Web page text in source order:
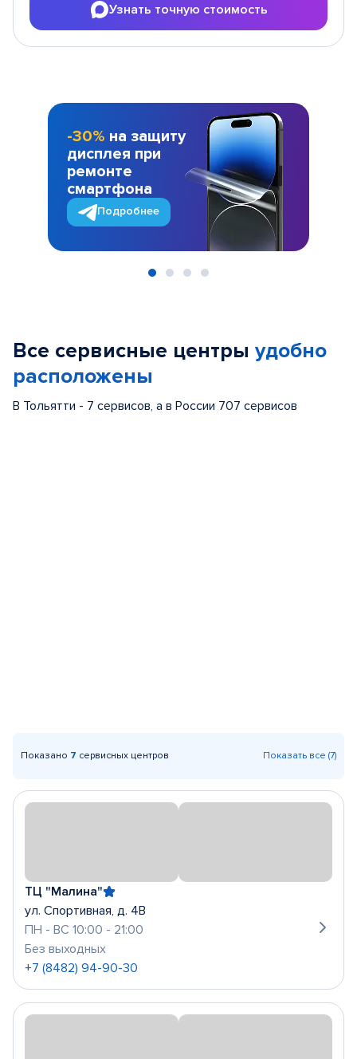
Узнать точную стоимость
-30% на защиту
дисплея при
ремонте
смартфона
Подробнее
Все сервисные центры удобно
расположены
В Тольятти - 7 сервисов, а в России 707 сервисов
Показано 7 сервисных центров Показать все (7)
ТЦ "Малина"
ул. Спортивная, д. 4В
ПН - ВС 10:00 - 21:00
Без выходных
+7 (8482) 94-90-30